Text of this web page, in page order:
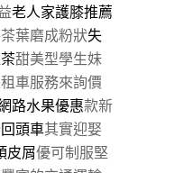
老人家護膝推薦
葉磨成粉狀失
甜美型學生妹
車服務來詢價
路水果優惠款新
回頭車其實迎娶
皮屑優可制服堅